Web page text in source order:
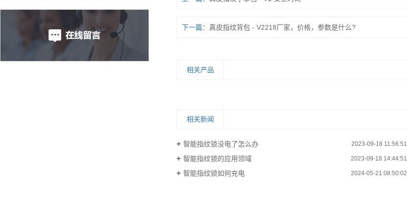
下一篇： 真皮指纹背包 - V2218厂家，价格，参数是什么?
相关产品
相关新闻
智能指纹锁没电了怎么办 2023-09-18 11:56:51
智能指纹锁的应用领域 2023-09-18 14:44:51
智能指纹锁如何充电 2024-05-21 08:50:02